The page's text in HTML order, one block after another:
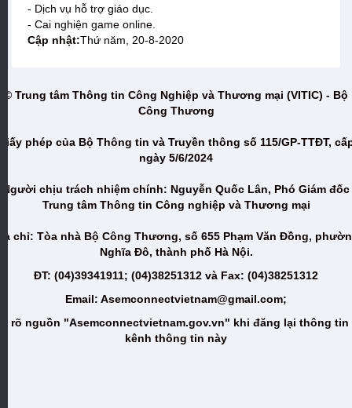
- Dịch vụ hỗ trợ giáo dục.
- Cai nghiện game online.
Cập nhật:Thứ năm, 20-8-2020
© Trung tâm Thông tin Công Nghiệp và Thương mại (VITIC) - Bộ
Công Thương
phép của Bộ Thông tin và Truyền thông số 115/GP-TTĐT,
ngày 5/6/2024
Người chịu trách nhiệm chính: Nguyễn Quốc Lân, Phó Giám đốc
Trung tâm Thông tin Công nghiệp và Thương mại
chỉ: Tòa nhà Bộ Công Thương, số 655 Phạm Văn Đồng,
Nghĩa Đô, thành phố Hà Nội.
ĐT: (04)39341911; (04)38251312 và Fax: (04)38251312
Email: Asemconnectvietnam@gmail.com;
rõ nguồn "Asemconnectvietnam.gov.vn" khi đăng lại thông tin
kênh thông tin này